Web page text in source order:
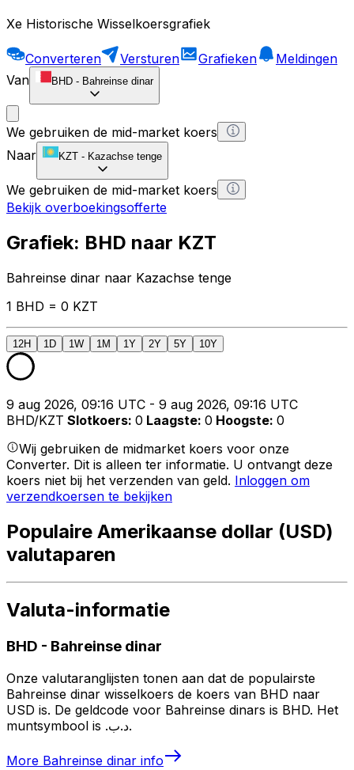
Xe Historische Wisselkoersgrafiek
Converteren Versturen Grafieken
Meldingen
Van
BHD - Bahreinse dinar
We gebruiken de mid-market koers
Naar
KZT - Kazachse tenge
We gebruiken de mid-market koers
Bekijk overboekingsofferte
Grafiek: BHD naar KZT
Bahreinse dinar naar Kazachse tenge
1 BHD = 0 KZT
12H 1D 1W 1M 1Y 2Y 5Y 10Y
9 aug 2026, 09:16 UTC - 9 aug 2026, 09:16 UTC
BHD/KZT Slotkoers: 0 Laagste: 0 Hoogste: 0
Wij gebruiken de midmarket koers voor onze
Converter. Dit is alleen ter informatie. U ontvangt deze
koers niet bij het verzenden van geld. Inloggen om
verzendkoersen te bekijken
Populaire Amerikaanse dollar (USD)
valutaparen
Valuta-informatie
BHD - Bahreinse dinar
Onze valutaranglijsten tonen aan dat de populairste
Bahreinse dinar wisselkoers de koers van BHD naar
USD is. De geldcode voor Bahreinse dinars is BHD. Het
muntsymbool is .د.ب.
More Bahreinse dinar info